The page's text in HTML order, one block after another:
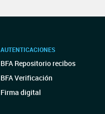
AUTENTICACIONES
BFA Repositorio recibos
BFA Verificación
Firma digital